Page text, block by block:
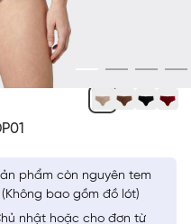
phẩm còn nguyên tem
bao gồm đồ lót)
nhật hoặc cho đơn từ